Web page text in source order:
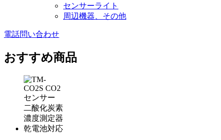
センサーライト
周辺機器、その他
電話問い合わせ
おすすめ商品